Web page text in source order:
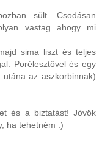
sült. Csodásan
vastag ahogy mi
sima liszt és teljes
Porélesztővel és egy
az aszkorbinnak)
és a biztatást! Jövök
ha tehetném :)